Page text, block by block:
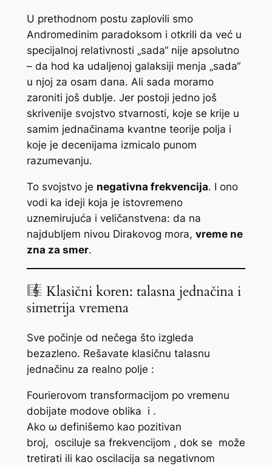
U prethodnom postu zaplovili smo
Andromedinim paradoksom i otkrili da već u
specijalnoj relativnosti „sada“ nije apsolutno
– da hod ka udaljenoj galaksiji menja „sada“
u njoj za osam dana. Ali sada moramo
zaroniti još dublje. Jer postoji jedno još
skrivenije svojstvo stvarnosti, koje se krije u
samim jednačinama kvantne teorije polja i
koje je decenijama izmicalo punom
razumevanju.
To svojstvo je negativna frekvencija. I ono
vodi ka ideji koja je istovremeno
uznemirujuća i veličanstvena: da na
najdubljem nivou Dirakovog mora, vreme ne
zna za smer.
Klasični koren: talasna jednačina i
simetrija vremena
Sve počinje od nečega što izgleda
bezazleno. Rešavate klasičnu talasnu
jednačinu za realno polje :
Fourierovom transformacijom po vremenu
dobijate modove oblika i .
Ako ω definišemo kao pozitivan
broj, osciluje sa frekvencijom , dok se može
tretirati ili kao oscilacija sa negativnom